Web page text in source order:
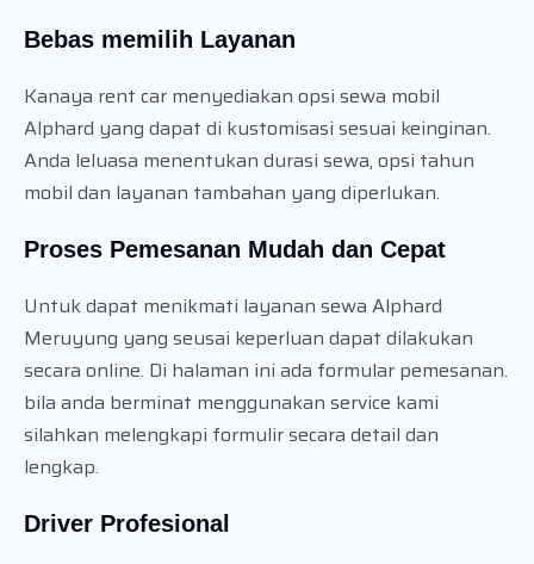
Bebas memilih Layanan
Kanaya rent car menyediakan opsi sewa mobil
Alphard yang dapat di kustomisasi sesuai keinginan.
Anda leluasa menentukan durasi sewa, opsi tahun
mobil dan layanan tambahan yang diperlukan.
Proses Pemesanan Mudah dan Cepat
Untuk dapat menikmati layanan sewa Alphard
Meruyung yang seusai keperluan dapat dilakukan
secara online. Di halaman ini ada formular pemesanan.
bila anda berminat menggunakan service kami
silahkan melengkapi formulir secara detail dan
lengkap.
Driver Profesional